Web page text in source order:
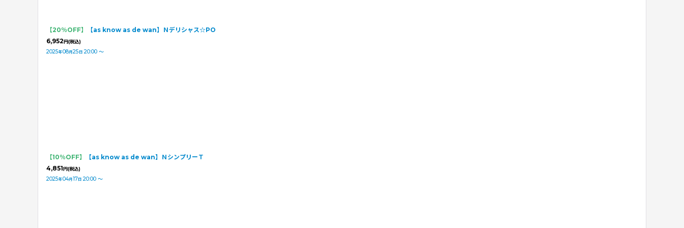
【20％OFF】
【as know as de wan】Ｎデリシャス☆PO
6,952円(税込)
2025年08月25 日 20:00 ～
【10％OFF】
【as know as de wan】ＮシンプリーＴ
4,851円(税込)
2025年04月17日 20:00 ～